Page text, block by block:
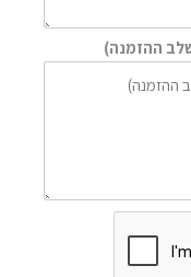
ההזמנה)